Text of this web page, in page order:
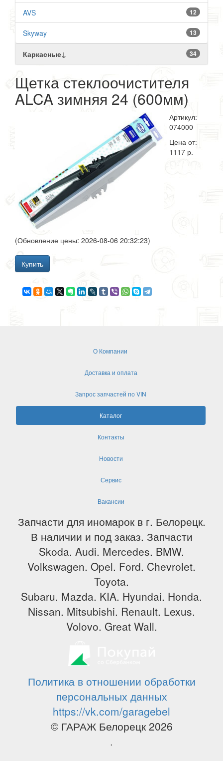
12
AVS
13
Skyway
Каркасные↓ 34
Щетка стеклоочистителя
ALCA зимняя 24 (600мм)
Артикул:
074000
Цена от:
1117 р.
(Обновление цены: 2026-08-06 20:32:23)
Купить
О Компании
Доставка и оплата
Запрос запчастей по VIN
Каталог
Контакты
Новости
Сервис
Вакансии
Запчасти для иномарок в г. Белорецк.
В наличии и под заказ. Запчасти
Skoda. Audi. Mercedes. BMW.
Volkswagen. Opel. Ford. Chevrolet.
Toyota.
Subaru. Mazda. KIA. Hyundai. Honda.
Nissan. Mitsubishi. Renault. Lexus.
Volovo. Great Wall.
Политика в отношении обработки
персональных данных
https://vk.com/garagebel
© ГАРАЖ Белорецк 2026
.